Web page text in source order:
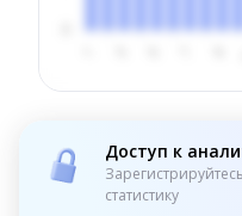
Доступ к
статистику